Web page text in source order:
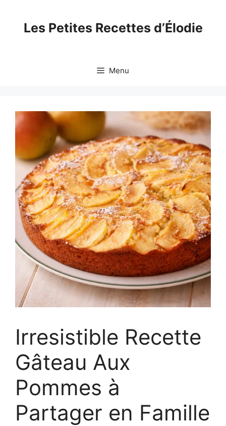
contentLes Petites Recettes d’Élodie
Menu
Irresistible Recette
Gâteau Aux
Pommes à
Partager en Famille